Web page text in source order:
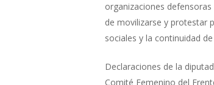
organizaciones
de movilizarse y protestar
sociales y la continuidad
Declaraciones de la
Comité Femenino del